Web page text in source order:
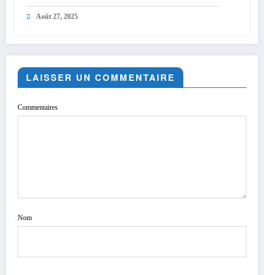
haine à Bukavu
Août 27, 2025
LAISSER UN COMMENTAIRE
Commentaires
Nom